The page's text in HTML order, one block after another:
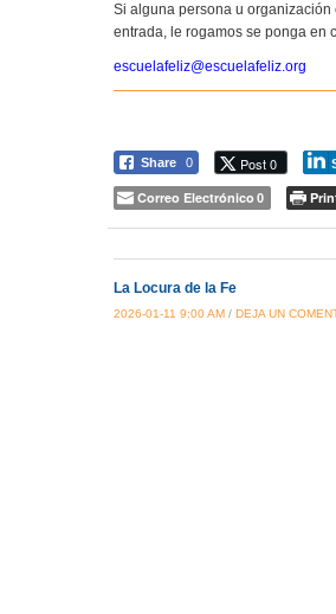
Si alguna persona u
entrada, le rogamos se ponga en
escuelafeliz@escuelafeliz.org
Share 0 Post 0
Correo Electrónico 0
La Locura de la Fe
2026-01-11 9:00 AM / DEJA UN